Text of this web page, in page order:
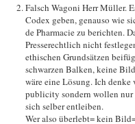
Falsch Wagoni Herr Müller.
Codex geben, genauso wie
de Pharmacie zu berichten.
Presserechtlich nicht
ethischen Grundsätzen
schwarzen Balken, keine
wäre eine Lösung. Ich
publicity sondern wollen nur
sich selber entleiben.
Wer also überlebt= kein